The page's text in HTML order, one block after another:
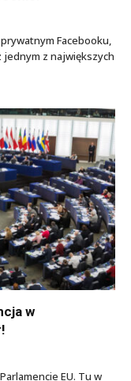
Facebooku,
jednym z największych
w
EU. Tu w